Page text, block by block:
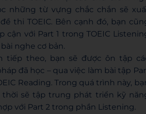
những từ vựng chắc chắn sẽ
thi TOEIC. Bên cạnh đó, bạn
cận với Part 1 trong TOEIC
nghe cơ bản.
tiếp theo, bạn sẽ được ôn tập
đã học – qua việc làm bài tập
Reading. Trong quá trình này,
thời sẽ tập trung phát triển kỹ
với Part 2 trong phần Listening.